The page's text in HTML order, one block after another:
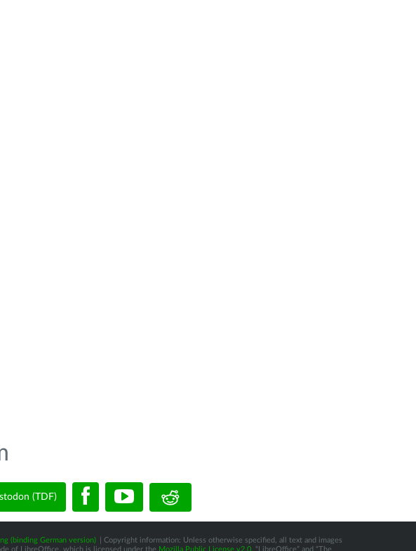
(TDF)
(binding German version)
| Copyright information: Unless otherwise specified, all text and images
of LibreOffice, which is licensed under the Mozilla Public License v2.0 . “LibreOffice” and “The